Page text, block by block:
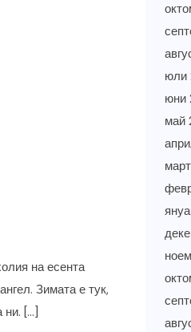
на есента
Зимата е тук,
[…]
юли
юни
май